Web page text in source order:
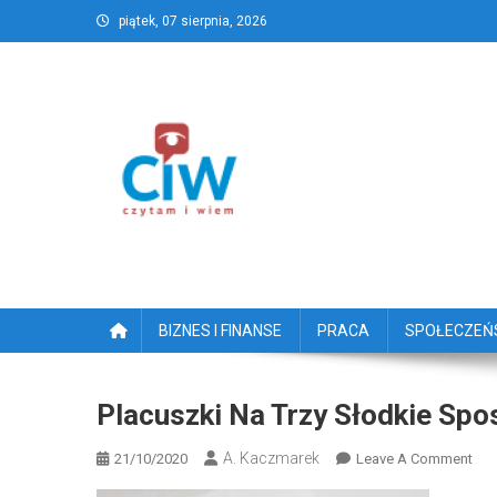
to
piątek, 07 sierpnia, 2026
CzytamiWiem.pl –
BIZNES I FINANSE PRACA
Placuszki Na Trzy Słodkie
21/10/2020 A. Kaczmarek Leave A CommentOn